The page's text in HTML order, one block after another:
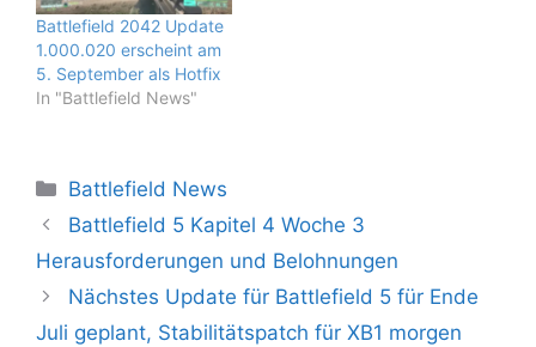
Battlefield 2042 Update
1.000.020 erscheint am
5. September als Hotfix
In "Battlefield News"
Kategorien
Battlefield News
Battlefield 5 Kapitel 4 Woche 3
Herausforderungen und Belohnungen
Nächstes Update für Battlefield 5 für Ende
Juli geplant, Stabilitätspatch für XB1 morgen